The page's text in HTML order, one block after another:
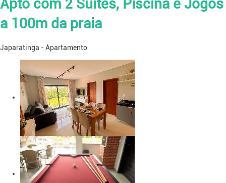
Apto com 2 Suítes, Piscina e Jogos
a 100m da praia
Japaratinga -Apartamento